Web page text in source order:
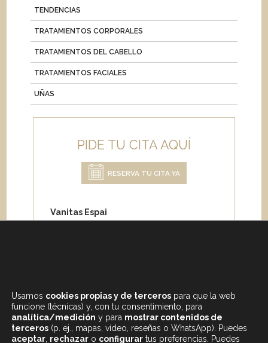
TENDENCIAS
TRATAMIENTOS CORPORALES
TRATAMIENTOS DEL CABELLO
TRATAMIENTOS FACIALES
UÑAS
PIDE TU CITA AQUÍ
RESERVA TU CITA YA
Vanitas Espai
Carrer de Paris 204
Usamos cookies propias y de terceros para que la web
funcione (técnicas) y, con tu consentimiento, para
analítica/medición y para mostrar contenidos de
terceros (p. ej., mapas, vídeo, reseñas o WhatsApp). Puedes
aceptar rechazar o configurar tus preferencias. Puedes